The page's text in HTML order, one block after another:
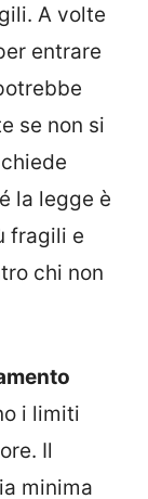
A volte
entrare
se non si
la legge è
fragili e
chi non
i limiti
Il
minima